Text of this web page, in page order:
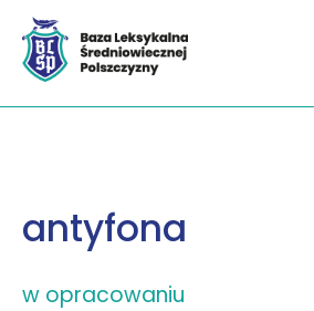
antyfona
w opracowaniu